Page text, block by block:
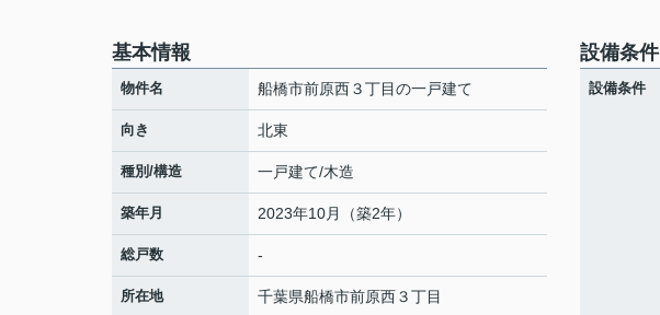
基本情報
物件名 船橋市前原西３丁目の一戸建て
向き 北東
種別/構造 一戸建て/木造
築年月 2023年10月（築2年）
総戸数 -
所在地 千葉県船橋市前原西３丁目
設備条件
設備条件